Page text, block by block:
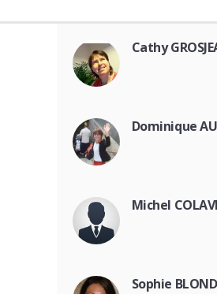
Cathy
Dominique
Michel
Sophie